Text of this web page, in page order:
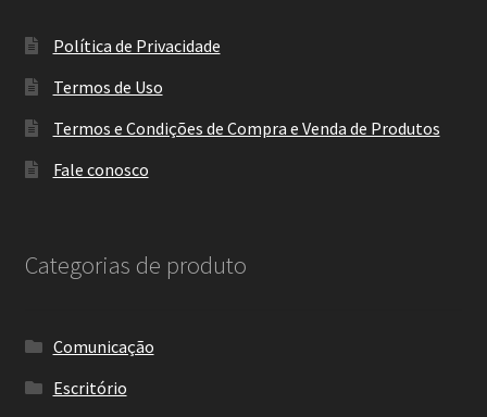
Política de Privacidade
Termos de Uso
Termos e Condições de Compra e Venda de Produtos
Fale conosco
Categorias de produto
Comunicação
Escritório